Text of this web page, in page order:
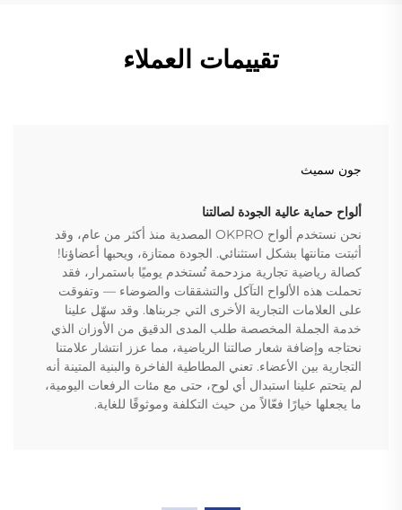
تقييمات العملاء
جون سميث
ألواح حماية عالية الجودة لصالتنا
نحن نستخدم ألواح OKPRO المصدية منذ أكثر من عام، وقد
أثبتت متانتها بشكل استثنائي. الجودة ممتازة، ويحبها أعضاؤنا!
كصالة رياضية تجارية مزدحمة تُستخدم يوميًا باستمرار، فقد
تحملت هذه الألواح التآكل والتشققات والضوضاء — وتفوقت
على العلامات التجارية الأخرى التي جربناها. وقد سهّل علينا
خدمة الجملة المخصصة طلب المدى الدقيق من الأوزان الذي
نحتاجه وإضافة شعار صالتنا الرياضية، مما عزز انتشار علامتنا
التجارية بين الأعضاء. تعني المطاطية الفاخرة والبنية المتينة أنه
لم يتحتم علينا استبدال أي لوح، حتى مع مئات الرفعات اليومية،
ما يجعلها خيارًا فعّالاً من حيث التكلفة وموثوقًا للغاية.